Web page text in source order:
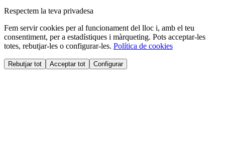
Respectem la teva privadesa
Fem servir cookies per al funcionament del lloc i, amb el teu
consentiment, per a estadístiques i màrqueting. Pots acceptar-les
totes, rebutjar-les o configurar-les. Política de cookies
Rebutjar tot Acceptar tot Configurar